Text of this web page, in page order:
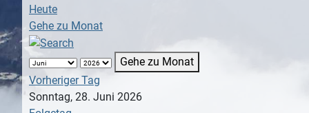
Heute
Gehe zu Monat
Gehe zu Monat
Vorheriger Tag
Sonntag, 28. Juni 2026